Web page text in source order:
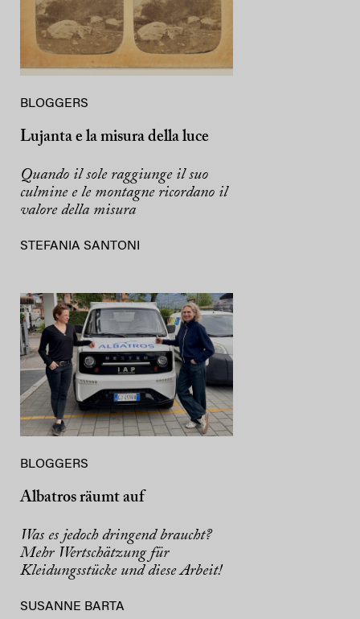
BLOGGERS
Lujanta e la misura della luce
Quando il sole raggiunge il suo
culmine e le montagne ricordano il
valore della misura
STEFANIA SANTONI
BLOGGERS
Albatros räumt auf
Was es jedoch dringend braucht?
Mehr Wertschätzung für
Kleidungsstücke und diese Arbeit!
SUSANNE BARTA